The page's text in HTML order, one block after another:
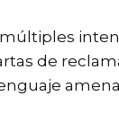
múltiples
de